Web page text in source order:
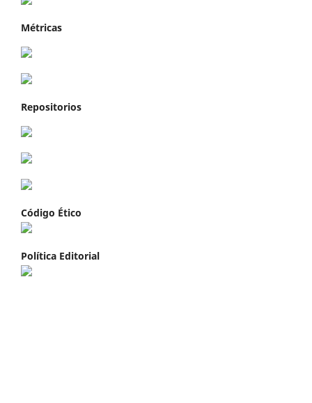
Métricas
Repositorios
Código Ético
Política Editorial